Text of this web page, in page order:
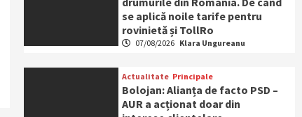
se aplică noile tarife pentru
rovinietă și TollRo
07/08/2026 Klara Ungureanu
Actualitate Principale
Bolojan: Alianța de facto PSD –
AUR a acționat doar din